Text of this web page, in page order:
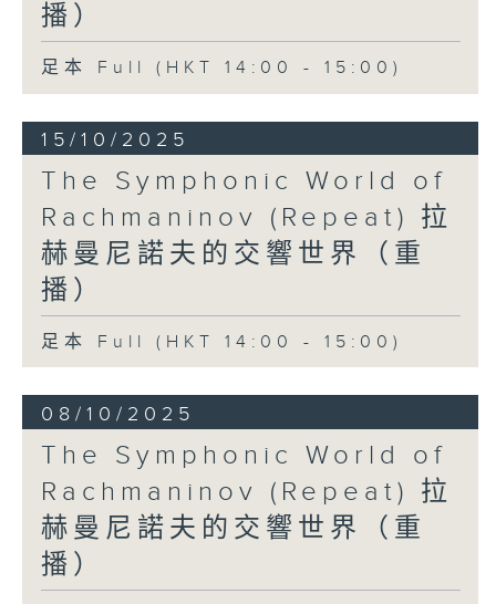
播）
足本 Full (HKT 14:00 - 15:00)
15/10/2025
The Symphonic World of
Rachmaninov (Repeat) 拉
赫曼尼諾夫的交響世界（重
播）
足本 Full (HKT 14:00 - 15:00)
08/10/2025
The Symphonic World of
Rachmaninov (Repeat) 拉
赫曼尼諾夫的交響世界（重
播）